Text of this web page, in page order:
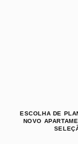
ESCOLHA DE
NOVO